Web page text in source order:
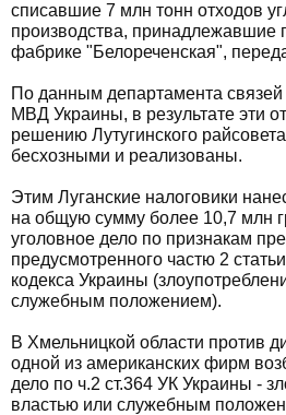
списавшие 7 млн тонн отходов
производства, принадлежавшие
фабрике "Белореченская",
По данным департамента
МВД Украины, в результате эти
решению Лутугинского
бесхозными и реализованы.
Этим Луганские налоговики
на общую сумму более 10,7 млн
уголовное дело по признакам
предусмотренного частю 2
кодекса Украины
служебным положением).
В Хмельницкой области против
одной из американских фирм
дело по ч.2 ст.364 УК Украины -
властью или служебным